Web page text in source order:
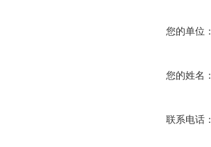
您的单位：
您的姓名：
联系电话：